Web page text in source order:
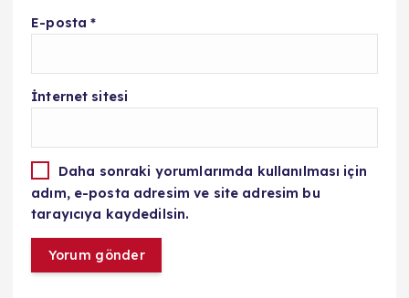
E-posta*
İnternet sitesi
Daha sonraki yorumlarımda kullanılması için
adım, e-posta adresim ve site adresim bu
tarayıcıya kaydedilsin.